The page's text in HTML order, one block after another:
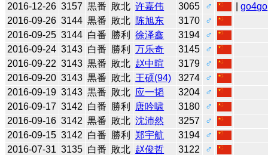
2016-12-26 3157 黒番 敗北 许嘉伟 3065 ♂ |go4go
2016-09-26 3144 黒番 敗北 陈旭东 3170
♂
2016-09-25 3144 白番 勝利 徐泽鑫 3194
♂
2016-09-24 3143 白番 勝利 万乐奇 3145
♂
2016-09-22 3143 黒番 敗北 赵中暄 3179
♂
2016-09-20 3143 黒番 敗北 王硕(94) 3274
♂
2016-09-19 3143 黒番 敗北 应一韬 3204
♂
2016-09-17 3142 白番 勝利 唐吟啸 3180
♂
2016-09-16 3142 黒番 敗北 沈沛然 3257
♂
2016-09-15 3142 白番 勝利 郑宇航 3194
♂
2016-07-31 3135 白番 敗北 赵俊哲 3122
♂